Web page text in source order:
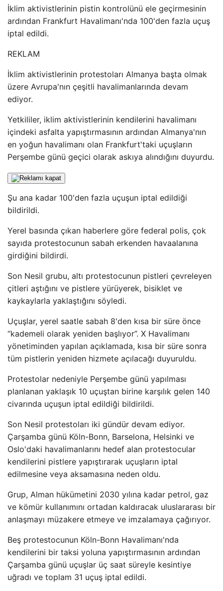
İklim aktivistlerinin pistin kontrolünü ele geçirmesinin
ardından Frankfurt Havalimanı'nda 100'den fazla uçuş
iptal edildi.
REKLAM
İklim aktivistlerinin protestoları Almanya başta olmak
üzere Avrupa'nın çeşitli havalimanlarında devam
ediyor.
Yetkililer, iklim aktivistlerinin kendilerini havalimanı
içindeki asfalta yapıştırmasının ardından Almanya'nın
en yoğun havalimanı olan Frankfurt'taki uçuşların
Perşembe günü geçici olarak askıya alındığını duyurdu.
Şu ana kadar 100'den fazla uçuşun iptal edildiği
bildirildi.
Yerel basında çıkan haberlere göre federal polis, çok
sayıda protestocunun sabah erkenden havaalanına
girdiğini bildirdi.
Son Nesil grubu, altı protestocunun pistleri çevreleyen
çitleri aştığını ve pistlere yürüyerek, bisiklet ve
kaykaylarla yaklaştığını söyledi.
Uçuşlar, yerel saatle sabah 8'den kısa bir süre önce
“kademeli olarak yeniden başlıyor”. X Havalimanı
yönetiminden yapılan açıklamada, kısa bir süre sonra
tüm pistlerin yeniden hizmete açılacağı duyuruldu.
Protestolar nedeniyle Perşembe günü yapılması
planlanan yaklaşık 10 uçuştan birine karşılık gelen 140
civarında uçuşun iptal edildiği bildirildi.
Son Nesil protestoları iki gündür devam ediyor.
Çarşamba günü Köln-Bonn, Barselona, ​​Helsinki ve
Oslo'daki havalimanlarını hedef alan protestocular
kendilerini pistlere yapıştırarak uçuşların iptal
edilmesine veya aksamasına neden oldu.
Grup, Alman hükümetini 2030 yılına kadar petrol, gaz
ve kömür kullanımını ortadan kaldıracak uluslararası bir
anlaşmayı müzakere etmeye ve imzalamaya çağırıyor.
Beş protestocunun Köln-Bonn Havalimanı'nda
kendilerini bir taksi yoluna yapıştırmasının ardından
Çarşamba günü uçuşlar üç saat süreyle kesintiye
uğradı ve toplam 31 uçuş iptal edildi.